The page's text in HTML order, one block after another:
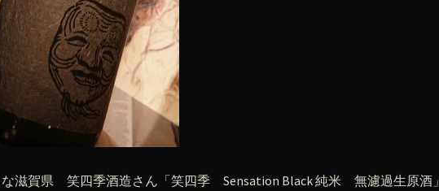
な滋賀県 笑四季酒造さん「笑四季 Sensation Black 純米 無濾過生原酒」